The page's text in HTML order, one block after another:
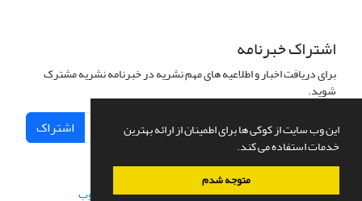
این وب سایت از کوکی ها برای اطمینان از ارائه بهترین
خدمات استفاده می کند.
متوجه شدم
اشتراک خبرنامه
برای دریافت اخبار و اطلاعیه های مهم نشریه در خبرنامه نشریه مشترک
شوید.
اشتراک
سامانه مدیریت نشریات علمی.طراحی و پیاده سازی از سیناوب